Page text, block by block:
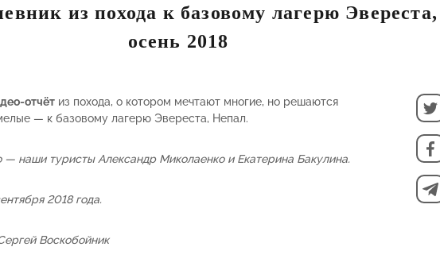
из похода к базовому лагерю Эвереста,
осень 2018
отчёт из похода, о котором мечтают многие, но решаются
— к базовому лагерю Эвереста, Непал.
— наши туристы Александр Миколаенко и Екатерина Бакулина.
2018 года.
Воскобойник